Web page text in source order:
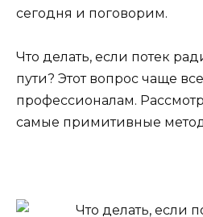
сегодня и поговорим.
Что делать, если потек
пути? Этот вопрос чаще
профессионалам.
самые примитивные